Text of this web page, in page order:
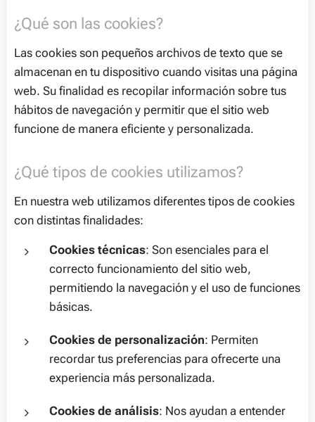
¿Qué son las cookies?
Las cookies son pequeños archivos de texto que se
almacenan en tu dispositivo cuando visitas una página
web. Su finalidad es recopilar información sobre tus
hábitos de navegación y permitir que el sitio web
funcione de manera eficiente y personalizada.
¿Qué tipos de cookies utilizamos?
En nuestra web utilizamos diferentes tipos de cookies
con distintas finalidades:
Cookies técnicas: Son esenciales para el
correcto funcionamiento del sitio web,
permitiendo la navegación y el uso de funciones
básicas.
Cookies de personalización: Permiten
recordar tus preferencias para ofrecerte una
experiencia más personalizada.
Cookies de análisis: Nos ayudan a entender